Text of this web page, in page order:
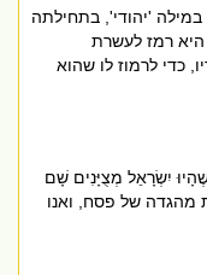
נפלאים המסתתרים במילה 'יהודי' 1) במילה 'יהודי', בתחילתה
היא רמז לעשרת
כדי לרמוז לו שהוא
יִשְׂרָאֵל מְצֻיָּנִים שָׁם
מהגדה של פסח, ואנו